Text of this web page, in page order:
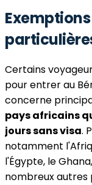
Certains
pour entrer au
concerne
pays africains
jours sans visa.
notamment
l'Égypte, le
nombreux autres